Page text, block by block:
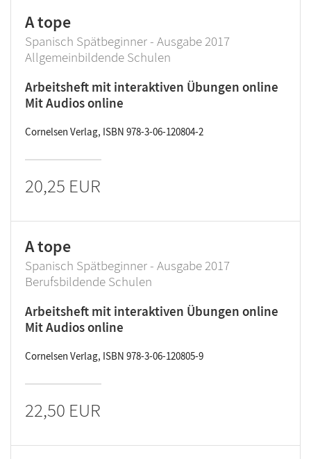
A tope
Spanisch Spätbeginner - Ausgabe 2017
Allgemeinbildende Schulen
Arbeitsheft mit interaktiven Übungen online
Mit Audios online
Cornelsen Verlag, ISBN 978-3-06-120804-2
20,25 EUR
A tope
Spanisch Spätbeginner - Ausgabe 2017
Berufsbildende Schulen
Arbeitsheft mit interaktiven Übungen online
Mit Audios online
Cornelsen Verlag, ISBN 978-3-06-120805-9
22,50 EUR